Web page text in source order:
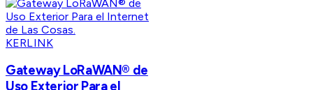
KERLINK
Gateway LoRaWAN® de
Uso Exterior Para el